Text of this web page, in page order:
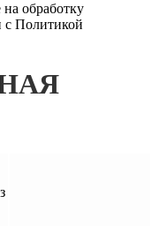
обработку
с Политикой